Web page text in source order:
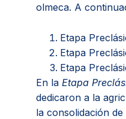
olmeca. A
Etapa
Etapa
Etapa
En la Etapa
dedicaron a la
la consolidación